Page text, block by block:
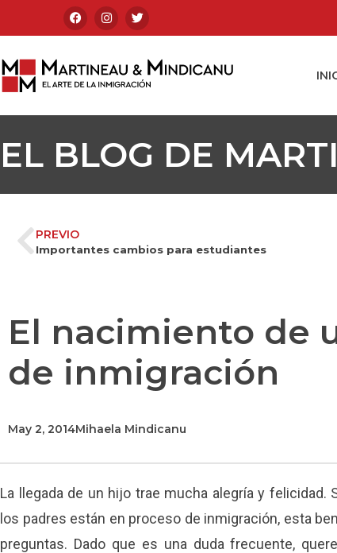
EL BLOG DE
PREVIO
Importantes cambios para estudiantes
El nacimiento de
de inmigración
May 2, 2014Mihaela Mindicanu
La llegada de un hijo trae mucha alegría y felicidad.
los padres están en proceso de inmigración, esta
preguntas. Dado que es una duda frecuente,